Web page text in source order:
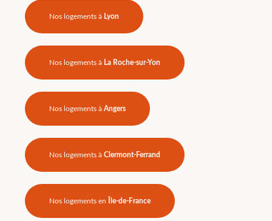
Nos logements à Lyon
Nos logements à La Roche-sur-Yon
Nos logements à Angers
Nos logements à Clermont-Ferrand
Nos logements en Île-de-France